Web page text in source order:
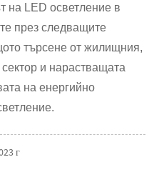
на LED осветление в
през следващите
търсене от жилищния,
и нарастващата
на енергийно
г